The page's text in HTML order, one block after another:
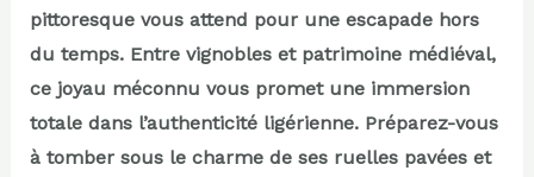
pittoresque vous attend pour une escapade hors
du temps. Entre vignobles et patrimoine médiéval,
ce joyau méconnu vous promet une immersion
totale dans l’authenticité ligérienne. Préparez-vous
à tomber sous le charme de ses ruelles pavées et